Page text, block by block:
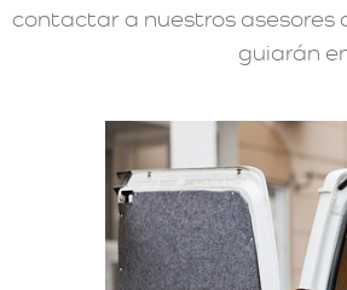
contactar a nuestros asesores
guiarán